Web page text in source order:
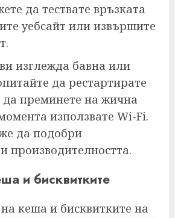
да тествате връзката
уебсайт или извършите
изглежда бавна или
да рестартирате
да преминете на жична
използвате Wi-Fi.
да подобри
производителността.
и бисквитките
кеша и бисквитките на